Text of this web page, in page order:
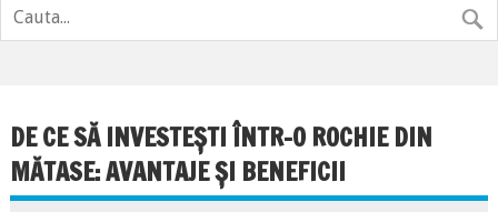
DE CE SĂ INVESTEȘTI ÎNTR-O ROCHIE DIN
MĂTASE: AVANTAJE ȘI BENEFICII